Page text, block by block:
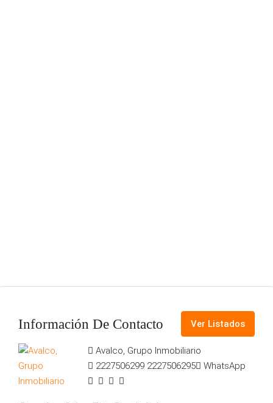
Información De Contacto Ver Listados
Avalco, Grupo Inmobiliario
2227506299 2227506295 WhatsApp